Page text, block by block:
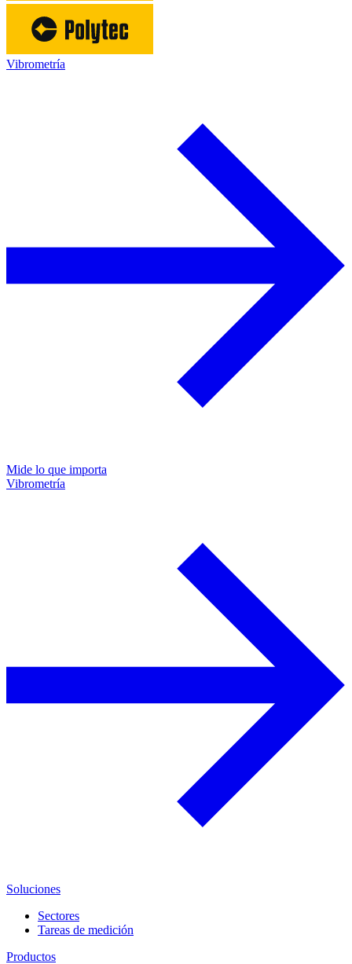
Vibrometría
Mide lo que importa
Vibrometría
Soluciones
Sectores
Tareas de medición
Productos